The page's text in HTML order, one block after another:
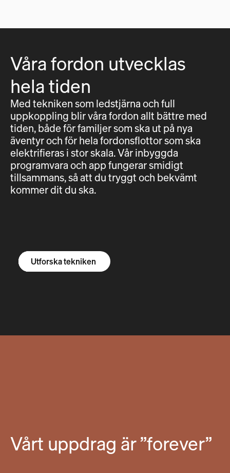
Våra fordon utvecklas
hela tiden
Med tekniken som ledstjärna och full
uppkoppling blir våra fordon allt bättre med
tiden, både för familjer som ska ut på nya
äventyr och för hela fordonsflottor som ska
elektrifieras i stor skala. Vår inbyggda
programvara och app fungerar smidigt
tillsammans, så att du tryggt och bekvämt
kommer dit du ska.
Utforska R1S
Utforska R1T
Utforska skåpbilar
Utforska tekniken
Vårt uppdrag är ”forever”